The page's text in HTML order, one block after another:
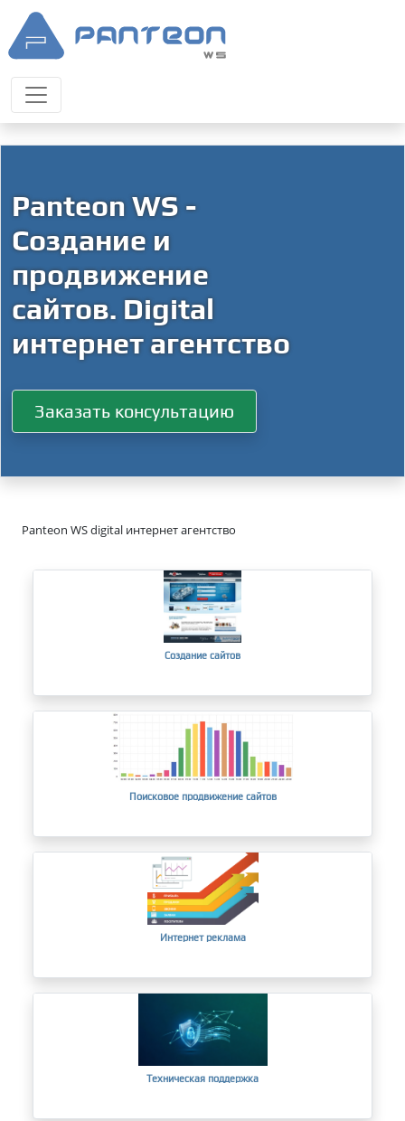
Panteon WS -
Создание и
продвижение
сайтов. Digital
интернет агентство
Заказать консультацию
Panteon WS digital интернет агентство
Создание сайтов
Поисковое продвижение сайтов
Интернет реклама
Техническая поддержка